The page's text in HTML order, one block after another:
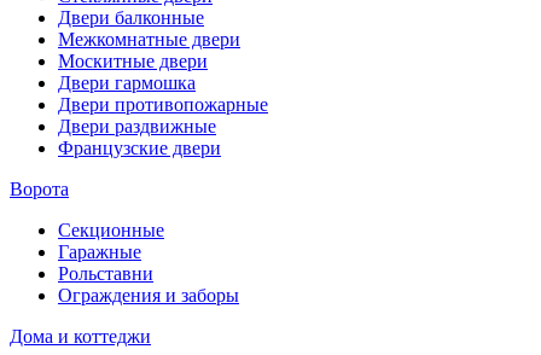
Двери балконные
Межкомнатные двери
Москитные двери
Двери гармошка
Двери противопожарные
Двери раздвижные
Французские двери
Ворота
Секционные
Гаражные
Рольставни
Ограждения и заборы
Дома и коттеджи